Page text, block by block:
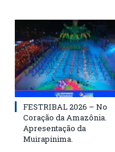
FESTRIBAL 2026 – No
Coração da Amazônia.
Apresentação da
Muirapinima.